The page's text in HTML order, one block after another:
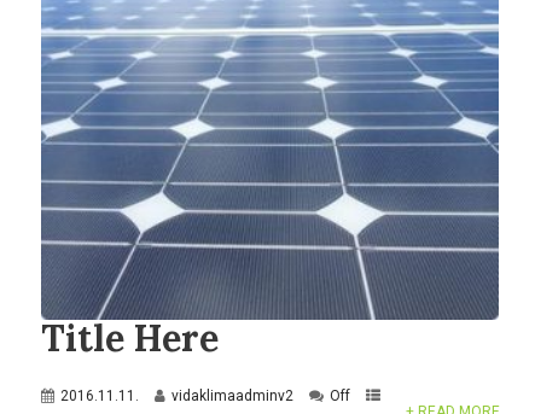
Title Here
2016.11.11. vidaklimaadminv2
Off